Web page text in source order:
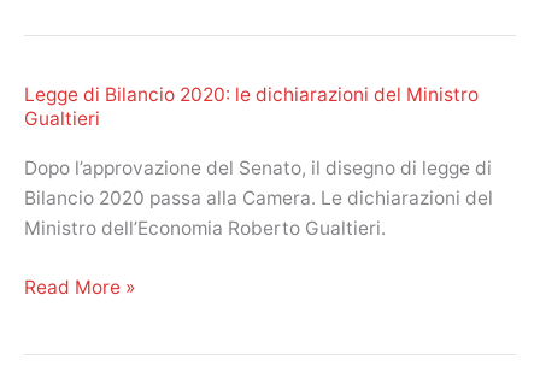
Legge di Bilancio 2020: le dichiarazioni del Ministro
Gualtieri
Dopo l’approvazione del Senato, il disegno di legge di
Bilancio 2020 passa alla Camera. Le dichiarazioni del
Ministro dell’Economia Roberto Gualtieri.
Legge
Read More »